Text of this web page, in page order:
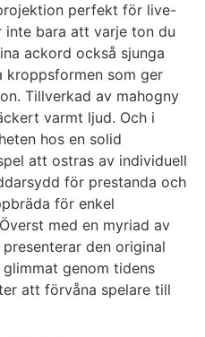
perfekt för live-
inte bara att varje ton du
ackord också sjunga
kroppsformen som ger
Tillverkad av mahogny
varmt ljud. Och i
hos en solid
att ostras av individuell
för prestanda och
för enkel
med en myriad av
den original
genom tidens
att förvåna spelare till